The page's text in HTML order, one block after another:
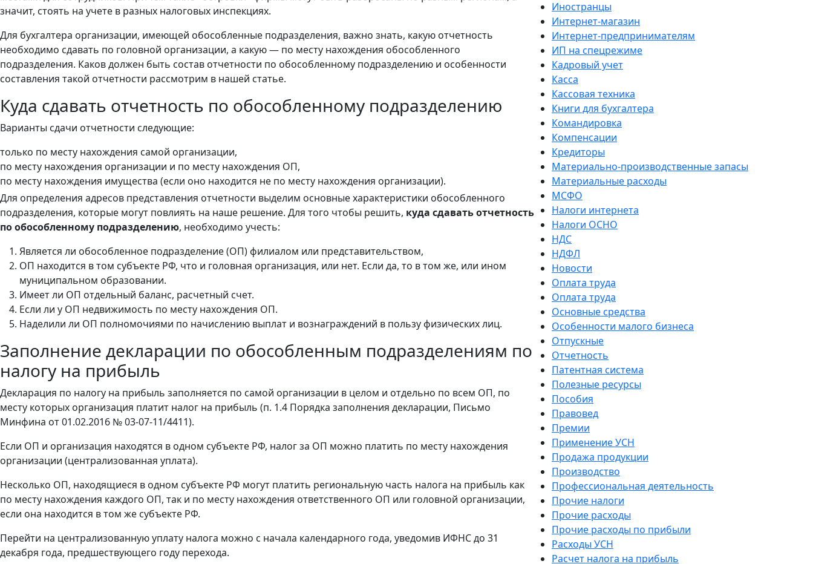
значит, стоять на учете в разных налоговых инспекциях.
Для бухгалтера организации, имеющей обособленные подразделения, важно знать, какую отчетность
необходимо сдавать по головной организации, а какую — по месту нахождения обособленного
подразделения. Каков должен быть состав отчетности по обособленному подразделению и особенности
составления такой отчетности рассмотрим в нашей статье.
Куда сдавать отчетность по обособленному подразделению
Варианты сдачи отчетности следующие:
только по месту нахождения самой организации,
по месту нахождения организации и по месту нахождения ОП,
по месту нахождения имущества (если оно находится не по месту нахождения организации).
Для определения адресов представления отчетности выделим основные характеристики обособленного
подразделения, которые могут повлиять на наше решение. Для того чтобы решить, куда сдавать отчетность
по обособленному подразделению, необходимо учесть:
Является ли обособленное подразделение (ОП) филиалом или представительством,
ОП находится в том субъекте РФ, что и головная организация, или нет. Если да, то в том же, или ином
муниципальном образовании.
Имеет ли ОП отдельный баланс, расчетный счет.
Если ли у ОП недвижимость по месту нахождения ОП.
Наделили ли ОП полномочиями по начислению выплат и вознаграждений в пользу физических лиц.
Заполнение декларации по обособленным подразделениям по
налогу на прибыль
Декларация по налогу на прибыль заполняется по самой организации в целом и отдельно по всем ОП, по
месту которых организация платит налог на прибыль (п. 1.4 Порядка заполнения декларации, Письмо
Минфина от 01.02.2016 № 03-07-11/4411).
Если ОП и организация находятся в одном субъекте РФ, налог за ОП можно платить по месту нахождения
организации (централизованная уплата).
Несколько ОП, находящиеся в одном субъекте РФ могут платить региональную часть налога на прибыль как
по месту нахождения каждого ОП, так и по месту нахождения ответственного ОП или головной организации,
если она находится в том же субъекте РФ.
Перейти на централизованную уплату налога можно с начала календарного года, уведомив ИФНС до 31
декабря года, предшествующего году перехода.
Иностранцы
Интернет-магазин
Интернет-предпринимателям
ИП на спецрежиме
Кадровый учет
Касса
Кассовая техника
Книги для бухгалтера
Командировка
Компенсации
Кредиторы
Материально-производственные запасы
Материальные расходы
МСФО
Налоги интернета
Налоги ОСНО
НДС
НДФЛ
Новости
Оплата труда
Оплата труда
Основные средства
Особенности малого бизнеса
Отпускные
Отчетность
Патентная система
Полезные ресурсы
Пособия
Правовед
Премии
Применение УСН
Продажа продукции
Производство
Профессиональная деятельность
Прочие налоги
Прочие расходы
Прочие расходы по прибыли
Расходы УСН
Расчет налога на прибыль